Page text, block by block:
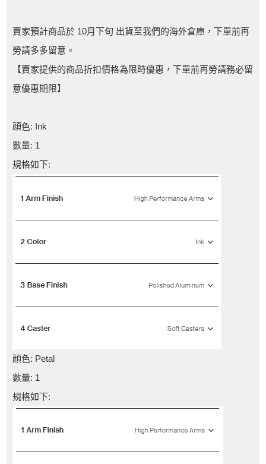
賣家預計商品於 10月下旬 出貨至我們的海外倉庫，下單前再
勞請多多留意。
【賣家提供的商品折扣價格為限時優惠，下單前再勞請務必留
意優惠期限】
顔色: Ink
數量: 1
規格如下:
顔色: Petal
數量: 1
規格如下: